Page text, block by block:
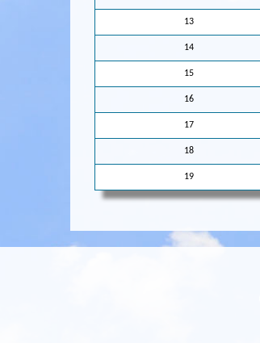
13
14
15
16
17
18
19